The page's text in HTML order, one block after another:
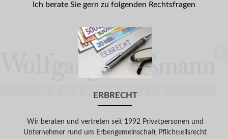
Ich berate Sie gern zu folgenden Rechtsfragen
Go
to
Erbrecht
ERBRECHT
Wir beraten und vertreten seit 1992 Privatpersonen und
Unternehmer rund um Erbengemeinschaft Pflichtteilsrecht